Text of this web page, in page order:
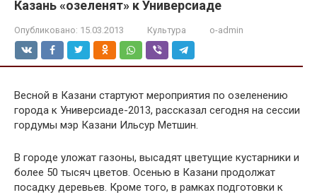
Казань «озеленят» к Универсиаде
Опубликовано: 15.03.2013 Культура o-admin
Весной в Казани стартуют мероприятия по озеленению
города к Универсиаде-2013, рассказал сегодня на сессии
гордумы мэр Казани Ильсур Метшин.
В городе уложат газоны, высадят цветущие кустарники и
более 50 тысяч цветов. Осенью в Казани продолжат
посадку деревьев. Кроме того, в рамках подготовки к